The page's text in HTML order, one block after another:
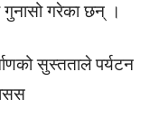
गरेका छन् ।
सुस्तताले पर्यटन